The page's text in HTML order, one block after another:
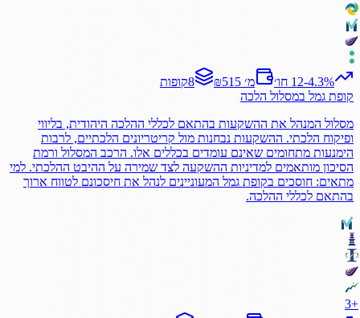
-4.3% 12 חו׳ ₪515 מ׳ 8קופות
קופת גמל במסלול הלכה
מסלול המנהל את ההשקעות בהתאם לכללי ההלכה היהודית, בליווי
ופיקוח הלכתי. ההשקעות נבחנות מול קריטריונים הלכתיים, לרבות
הימנעות מתחומים שאינם עומדים בכללים אלו. הרכב המסלול ורמת
הסיכון מותאמים למדיניות ההשקעה לצד שמירה על ההיבט ההלכתי. למי
מתאים: חוסכים בקופת גמל המעוניינים לנהל את חיסכונם לטווח ארוך
בהתאם לכללי ההלכה.
+
3